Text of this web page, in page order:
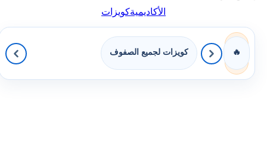
الأكاديميةكويزات
🔥 كويزات لجميع الصفوف